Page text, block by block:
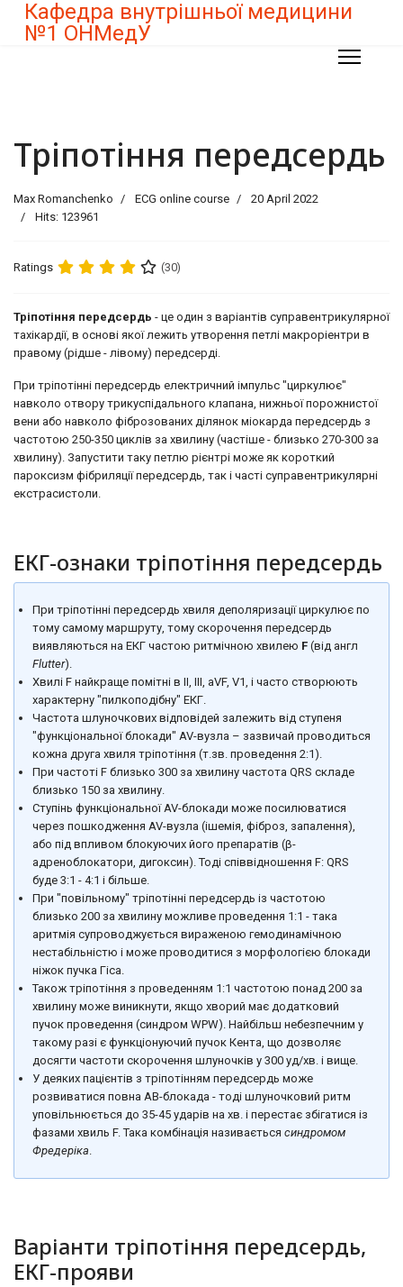
Кафедра внутрішньої медицини
№1 ОНМедУ
Тріпотіння передсердь
Max Romanchenko ECG online course
20 April 2022
Hits: 123961
Ratings (30)
Тріпотіння передсердь - це один з варіантів суправентрикулярної
тахікардії, в основі якої лежить утворення петлі макроріентри в
правому (рідше - лівому) передсерді.
При тріпотінні передсердь електричний імпульс "циркулює"
навколо отвору трикуспідального клапана, нижньої порожнистої
вени або навколо фіброзованих ділянок міокарда передсердь з
частотою 250-350 циклів за хвилину (частіше - близько 270-300 за
хвилину). Запустити таку петлю рієнтрі може як короткий
пароксизм фібриляції передсердь, так і часті суправентрикулярні
екстрасистоли.
ЕКГ-ознаки тріпотіння передсердь
При тріпотінні передсердь хвиля деполяризації циркулює по
тому самому маршруту, тому скорочення передсердь
виявляються на ЕКГ частою ритмічною хвилею F (від англ
Flutter).
Хвилі F найкраще помітні в II, III, aVF, V1, і часто створюють
характерну "пилкоподібну" ЕКГ.
Частота шлуночкових відповідей залежить від ступеня
"функціональної блокади" AV-вузла – зазвичай проводиться
кожна друга хвиля тріпотіння (т.зв. проведення 2:1).
При частоті F близько 300 за хвилину частота QRS складе
близько 150 за хвилину.
Ступінь функціональної AV-блокади може посилюватися
через пошкодження AV-вузла (ішемія, фіброз, запалення),
або під впливом блокуючих його препаратів (β-
адреноблокатори, дигоксин). Тоді співвідношення F: QRS
буде 3:1 - 4:1 і більше.
При "повільному" тріпотінні передсердь із частотою
близько 200 за хвилину можливе проведення 1:1 - така
аритмія супроводжується вираженою гемодинамічною
нестабільністю і може проводитися з морфологією блокади
ніжок пучка Гіса.
Також тріпотіння з проведенням 1:1 частотою понад 200 за
хвилину може виникнути, якщо хворий має додатковий
пучок проведення (синдром WPW). Найбільш небезпечним у
такому разі є функціонуючий пучок Кента, що дозволяє
досягти частоти скорочення шлуночків у 300 уд/хв. і вище.
У деяких пацієнтів з тріпотінням передсердь може
розвиватися повна АВ-блокада - тоді шлуночковий ритм
уповільнюється до 35-45 ударів на хв. і перестає збігатися із
фазами хвиль F. Така комбінація називається синдромом
Фредеріка.
Варіанти тріпотіння передсердь,
ЕКГ-прояви